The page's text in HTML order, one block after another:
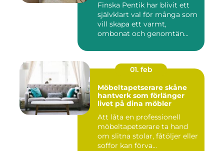
Finska Pentik har blivit ett
självklart val för många som
vill skapa ett varmt,
ombonat och genomtän...
01. feb
Möbeltapetserare skåne
hantverk som förlänger
livet på dina möbler
Att låta en professionell
möbeltapetserare ta hand
om slitna stolar, fåtöljer eller
soffor kan förva...